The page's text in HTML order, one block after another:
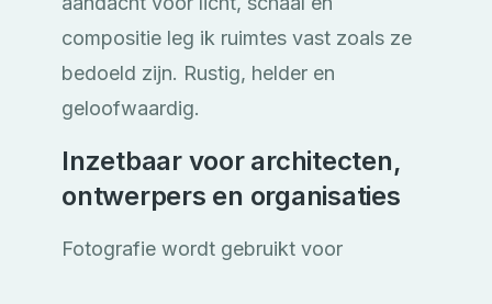
compositie leg ik ruimtes vast zoals ze
bedoeld zijn. Rustig, helder en
geloofwaardig.
Inzetbaar voor architecten,
ontwerpers en organisaties
Fotografie wordt gebruikt voor